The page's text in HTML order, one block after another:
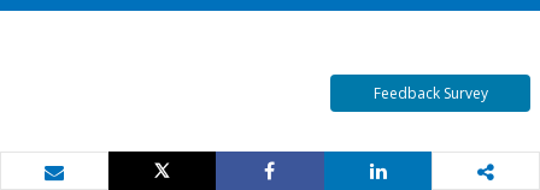
Feedback Survey